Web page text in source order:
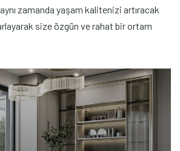
zamanda yaşam kalitenizi artıracak
size özgün ve rahat bir ortam